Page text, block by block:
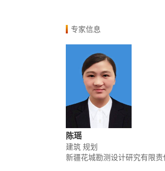
专家信息
陈瑶
建筑 规划
新疆花城勘测设计研究有限责